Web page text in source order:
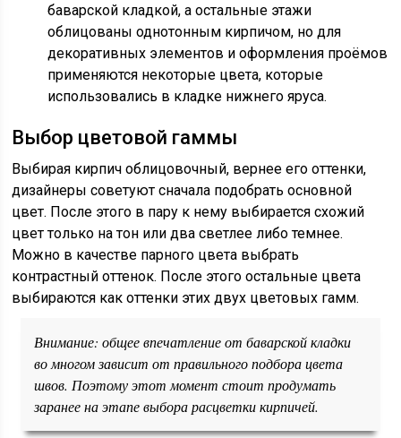
баварской кладкой, а остальные этажи
облицованы однотонным кирпичом, но для
декоративных элементов и оформления проёмов
применяются некоторые цвета, которые
использовались в кладке нижнего яруса.
Выбор цветовой гаммы
Выбирая кирпич облицовочный, вернее его оттенки,
дизайнеры советуют сначала подобрать основной
цвет. После этого в пару к нему выбирается схожий
цвет только на тон или два светлее либо темнее.
Можно в качестве парного цвета выбрать
контрастный оттенок. После этого остальные цвета
выбираются как оттенки этих двух цветовых гамм.
Внимание: общее впечатление от баварской кладки
во многом зависит от правильного подбора цвета
швов. Поэтому этот момент стоит продумать
заранее на этапе выбора расцветки кирпичей.